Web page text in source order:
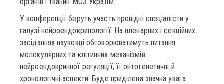
У конференції беруть участь провідні спеціалісти у
галузі нейроендокринології. На пленарних і секційних
засіданнях науковці обговорюватимуть питання
молекулярних та клітинних механізмів
нейроендокринної регуляції, її онтогенетичні й
хронологічні аспекти. Буде приділена значна увага